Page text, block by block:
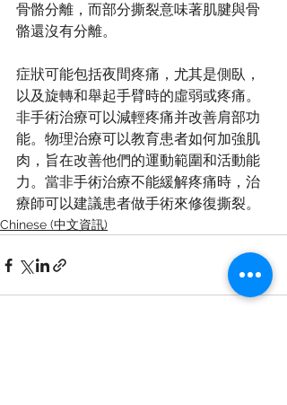
骨骼分離，而部分撕裂意味著肌腱與骨
骼還沒有分離。
症狀可能包括夜間疼痛，尤其是側臥，
以及旋轉和舉起手臂時的虛弱或疼痛。
非手術治療可以減輕疼痛并改善肩部功
能。物理治療可以教育患者如何加強肌
肉，旨在改善他們的運動範圍和活動能
力。當非手術治療不能緩解疼痛時，治
療師可以建議患者做手術來修復撕裂。
Chinese (中文資訊)